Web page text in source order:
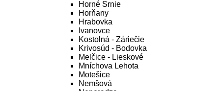
Horné Srnie
Horňany
Hrabovka
Ivanovce
Kostolná - Záriečie
Krivosúd - Bodovka
Melčice - Lieskové
Mníchova Lehota
Motešice
Nemšová